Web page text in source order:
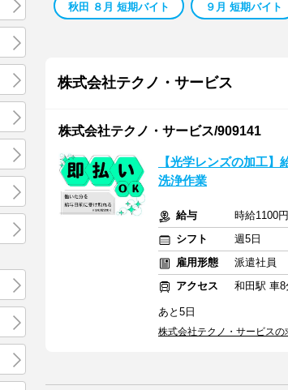
秋田 ８月 短期バイト ９月 短期バイト
株式会社テクノ・サービス
株式会社テクノ・サービス/909141
【光学レンズの加工
洗浄作業
給与
時給1100
シフト
週5日
雇用形態
派遣社員
アクセス
和田駅 車8
あと5日
株式会社テクノ・サービスの